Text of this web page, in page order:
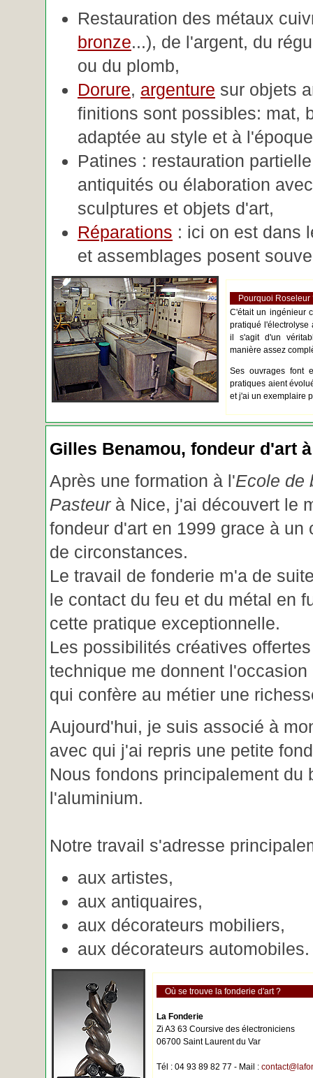
Restauration des métaux
bronze...), de l'argent, du
ou du plomb,
Dorure, argenture sur objets
finitions sont possibles: mat,
adaptée au style et à
Patines : restauration
antiquités ou élaboration
sculptures et objets d'art,
Réparations : ici on est dans
et assemblages posent
Pourquoi Roseleur
C'était un ingénieur
pratiqué l'électrolyse
il s'agit d'un
manière assez
Ses ouvrages font
pratiques aient
et j'ai un exemplaire
Gilles Benamou, fondeur d'art
Après une formation à l'Ecole de
Pasteurà Nice, j'ai découvert le
fondeur d'art en 1999 grace à un
de circonstances.
Le travail de fonderie m'a de
le contact du feu et du métal en
cette pratique exceptionnelle.
Les possibilités créatives
technique me donnent
qui confère au métier une
Aujourd'hui, je suis associé à
avec qui j'ai repris une petite
Nous fondons principalement
l'aluminium.
Notre travail s'adresse
aux artistes,
aux antiquaires,
aux décorateurs mobiliers,
aux décorateurs automobiles.
Où se trouve la fonderie d'art ?
La Fonderie
Zi A3 63 Coursive des électroniciens
06700 Saint Laurent du Var
Tél : 04 93 89 82 77 - Mail :